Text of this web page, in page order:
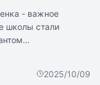
- важное
школы стали
за счет
на
2025/10/09